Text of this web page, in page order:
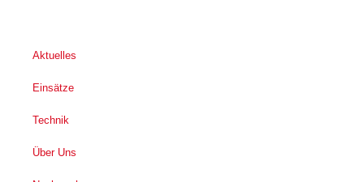
Aktuelles
Einsätze
Technik
Über Uns